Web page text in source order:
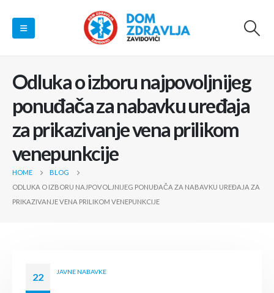
Odluka o izboru najpovoljnijeg
ponuđača za nabavku uređaja
za prikazivanje vena prilikom
venepunkcije
HOME
BLOG
ODLUKA O IZBORU NAJPOVOLJNIJEG PONUĐAČA ZA NABAVKU UREĐAJA ZA
PRIKAZIVANJE VENA PRILIKOM VENEPUNKCIJE
22 JAVNE NABAVKE